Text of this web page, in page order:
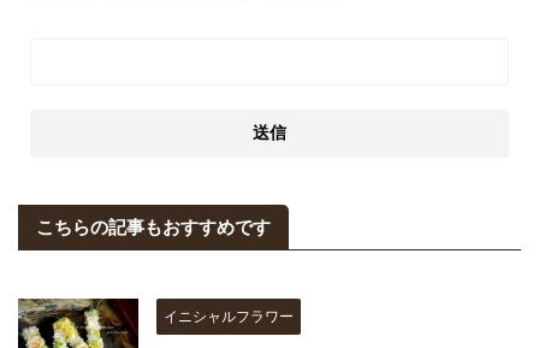
こちらの記事もおすすめです
イニシャルフラワー